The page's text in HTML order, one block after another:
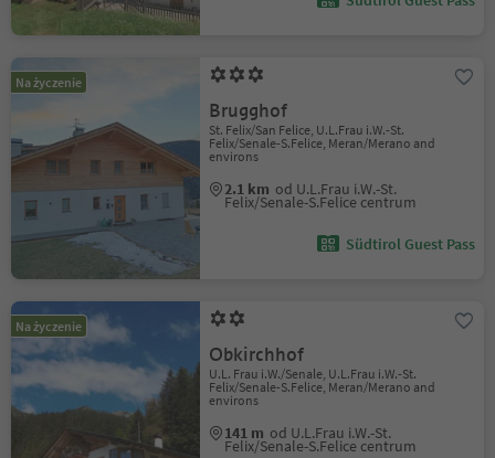
Na życzenie
Brugghof
St. Felix/San Felice, U.L.Frau i.W.-St.
Felix/Senale-S.Felice, Meran/Merano and
environs
2.1 km od U.L.Frau i.W.-St.
Felix/Senale-S.Felice centrum
Südtirol Guest Pass
Na życzenie
Obkirchhof
U.L. Frau i.W./Senale, U.L.Frau i.W.-St.
Felix/Senale-S.Felice, Meran/Merano and
environs
141 m od U.L.Frau i.W.-St.
Felix/Senale-S.Felice centrum